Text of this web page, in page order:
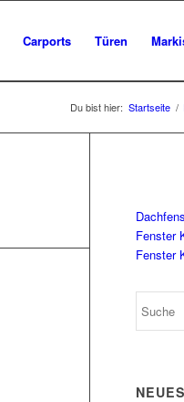
Carports Türen
Du bist hier: Startseite /
Fenster
Fenster